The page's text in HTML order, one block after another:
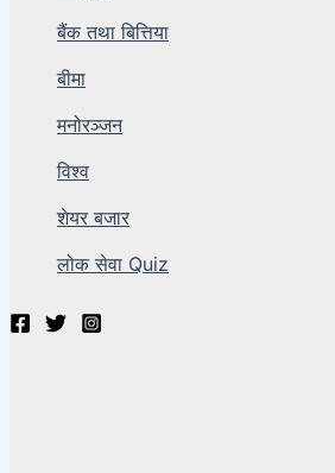
बैंक तथा बित्तिया
बीमा
मनोरञ्जन
विश्व
शेयर बजार
लोक सेवा Quiz